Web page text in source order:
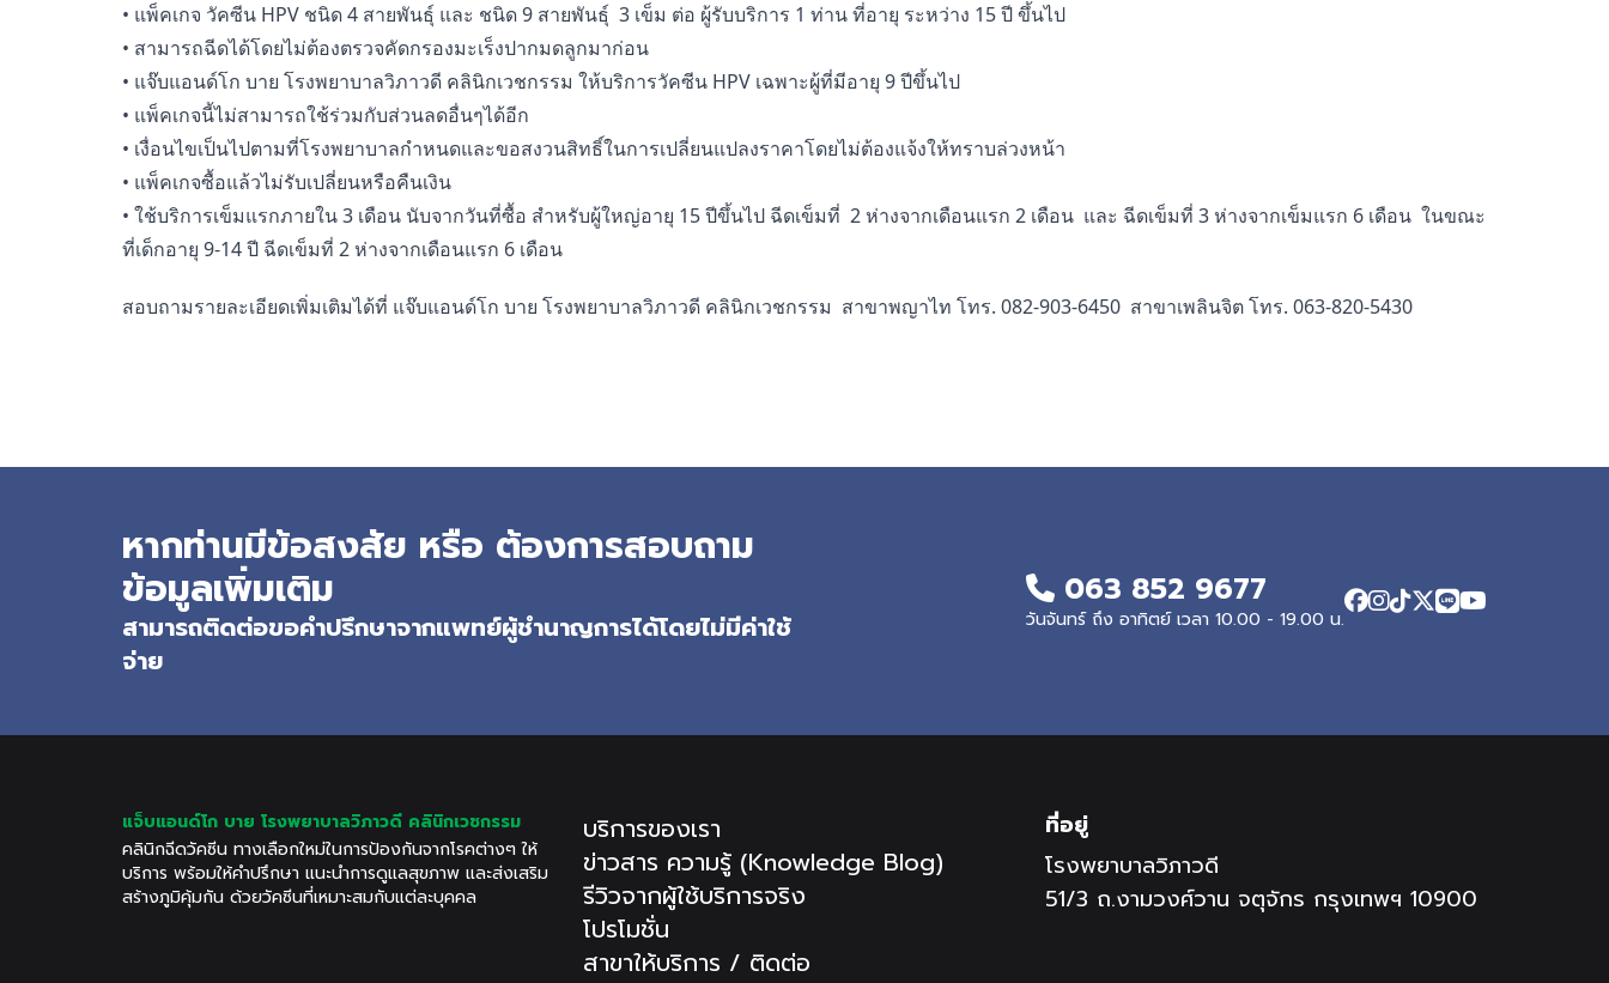
• แพ็คเกจ วัคซีน HPV ชนิด 4 สายพันธุ์ และ ชนิด 9 สายพันธุ์ 3 เข็ม ต่อ ผู้รับบริการ 1 ท่าน ที่อายุ ระหว่าง 15 ปี ขึ้นไป
• สามารถฉีดได้โดยไม่ต้องตรวจคัดกรองมะเร็งปากมดลูกมาก่อน
• แจ๊บแอนด์โก บาย โรงพยาบาลวิภาวดี คลินิกเวชกรรม ให้บริการวัคซีน HPV เฉพาะผู้ที่มีอายุ 9 ปีขึ้นไป
• แพ็คเกจนี้ไม่สามารถใช้ร่วมกับส่วนลดอื่นๆได้อีก
• เงื่อนไขเป็นไปตามที่โรงพยาบาลกำหนดและขอสงวนสิทธิ์ในการเปลี่ยนแปลงราคาโดยไม่ต้องแจ้งให้ทราบล่วงหน้า
• แพ็คเกจซื้อแล้วไม่รับเปลี่ยนหรือคืนเงิน
• ใช้บริการเข็มแรกภายใน 3 เดือน นับจากวันที่ซื้อ สำหรับผู้ใหญ่อายุ 15 ปีขึ้นไป ฉีดเข็มที่ 2 ห่างจากเดือนแรก 2 เดือน และ ฉีดเข็มที่ 3 ห่างจากเข็มแรก 6 เดือน ในขณะ
ที่เด็กอายุ 9-14 ปี ฉีดเข็มที่ 2 ห่างจากเดือนแรก 6 เดือน
สอบถามรายละเอียดเพิ่มเติมได้ที่ แจ๊บแอนด์โก บาย โรงพยาบาลวิภาวดี คลินิกเวชกรรม สาขาพญาไท โทร. 082-903-6450 สาขาเพลินจิต โทร. 063-820-5430
หากท่านมีข้อสงสัย หรือ ต้องการสอบถาม
ข้อมูลเพิ่มเติม
สามารถติดต่อขอคำปรึกษาจากแพทย์ผู้ชำนาญการได้โดยไม่มีค่าใช้
จ่าย
063 852 9677
วันจันทร์ ถึง อาทิตย์ เวลา 10.00 - 19.00 น.
แจ็บแอนด์โก บาย โรงพยาบาลวิภาวดี คลินิกเวชกรรม
คลินิกฉีดวัคซีน ทางเลือกใหม่ในการป้องกันจากโรคต่างๆ ให้
บริการ พร้อมให้คำปรึกษา แนะนำการดูแลสุขภาพ และส่งเสริม
สร้างภูมิคุ้มกัน ด้วยวัคซีนที่เหมาะสมกับแต่ละบุคคล
บริการของเรา
ข่าวสาร ความรู้ (Knowledge Blog)
รีวิวจากผู้ใช้บริการจริง
โปรโมชั่น
สาขาให้บริการ / ติดต่อ
ที่อยู่
โรงพยาบาลวิภาวดี
51/3 ถ.งามวงศ์วาน จตุจักร กรุงเทพฯ 10900